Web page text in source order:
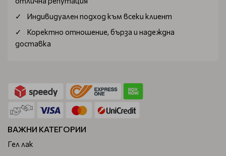
Индивидуален подход към всеки клиент
Коректно отношение, бърза и надеждна
доставка
ВАЖНИ КАТЕГОРИИ
Гел лак